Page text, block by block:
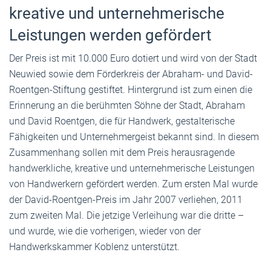
kreative und unternehmerische
Leistungen werden gefördert
Der Preis ist mit 10.000 Euro dotiert und wird von der Stadt
Neuwied sowie dem Förderkreis der Abraham- und David-
Roentgen-Stiftung gestiftet. Hintergrund ist zum einen die
Erinnerung an die berühmten Söhne der Stadt, Abraham
und David Roentgen, die für Handwerk, gestalterische
Fähigkeiten und Unternehmergeist bekannt sind. In diesem
Zusammenhang sollen mit dem Preis herausragende
handwerkliche, kreative und unternehmerische Leistungen
von Handwerkern gefördert werden. Zum ersten Mal wurde
der David-Roentgen-Preis im Jahr 2007 verliehen, 2011
zum zweiten Mal. Die jetzige Verleihung war die dritte –
und wurde, wie die vorherigen, wieder von der
Handwerkskammer Koblenz unterstützt.